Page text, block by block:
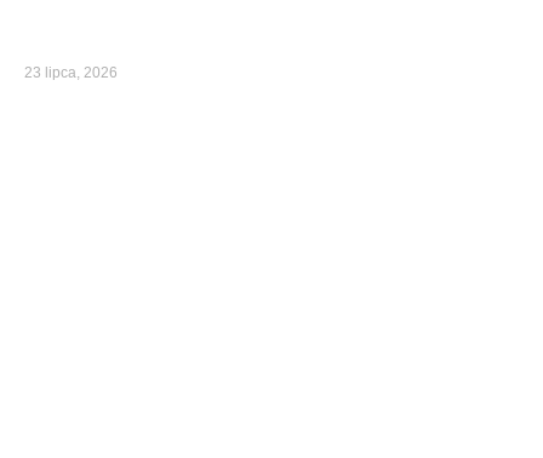
23 lipca, 2026